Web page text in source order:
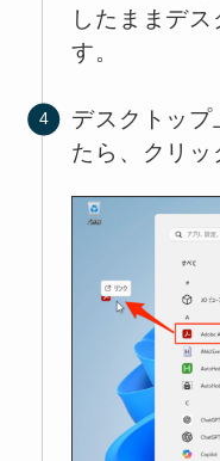
したままデ
す。
デスクトッ
たら、クリッ